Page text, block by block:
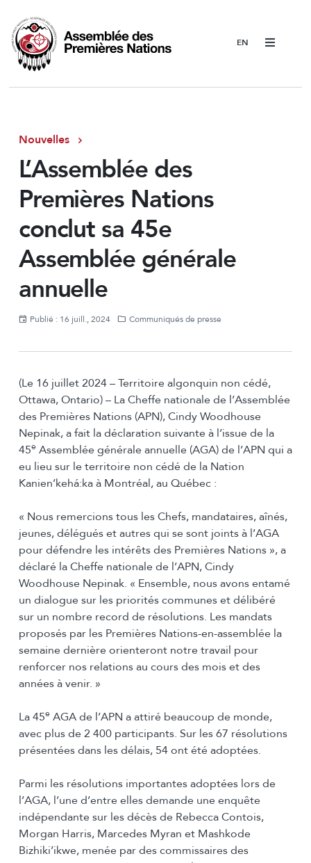
Menu
Nouvelles
L’Assemblée des
Premières Nations
conclut sa 45e
Assemblée générale
annuelle
Publié : 16 juill., 2024 Communiqués de presse
(Le 16 juillet 2024 – Territoire algonquin non cédé,
Ottawa, Ontario) – La Cheffe nationale de l’Assemblée
des Premières Nations (APN), Cindy Woodhouse
Nepinak, a fait la déclaration suivante à l’issue de la
45e Assemblée générale annuelle (AGA) de l’APN qui a
eu lieu sur le territoire non cédé de la Nation
Kanien’kehá:ka à Montréal, au Québec :
« Nous remercions tous les Chefs, mandataires, aînés,
jeunes, délégués et autres qui se sont joints à l’AGA
pour défendre les intérêts des Premières Nations », a
déclaré la Cheffe nationale de l’APN, Cindy
Woodhouse Nepinak. « Ensemble, nous avons entamé
un dialogue sur les priorités communes et délibéré
sur un nombre record de résolutions. Les mandats
proposés par les Premières Nations-en-assemblée la
semaine dernière orienteront notre travail pour
renforcer nos relations au cours des mois et des
années à venir. »
La 45e AGA de l’APN a attiré beaucoup de monde,
avec plus de 2 400 participants. Sur les 67 résolutions
présentées dans les délais, 54 ont été adoptées.
Parmi les résolutions importantes adoptées lors de
l’AGA, l’une d’entre elles demande une enquête
indépendante sur les décès de Rebecca Contois,
Morgan Harris, Marcedes Myran et Mashkode
Bizhiki’ikwe, menée par des commissaires des